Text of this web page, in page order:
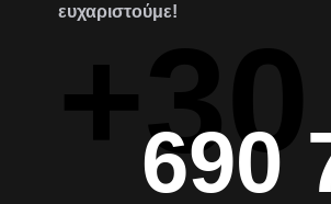
ευχαριστούμε!
+30
690